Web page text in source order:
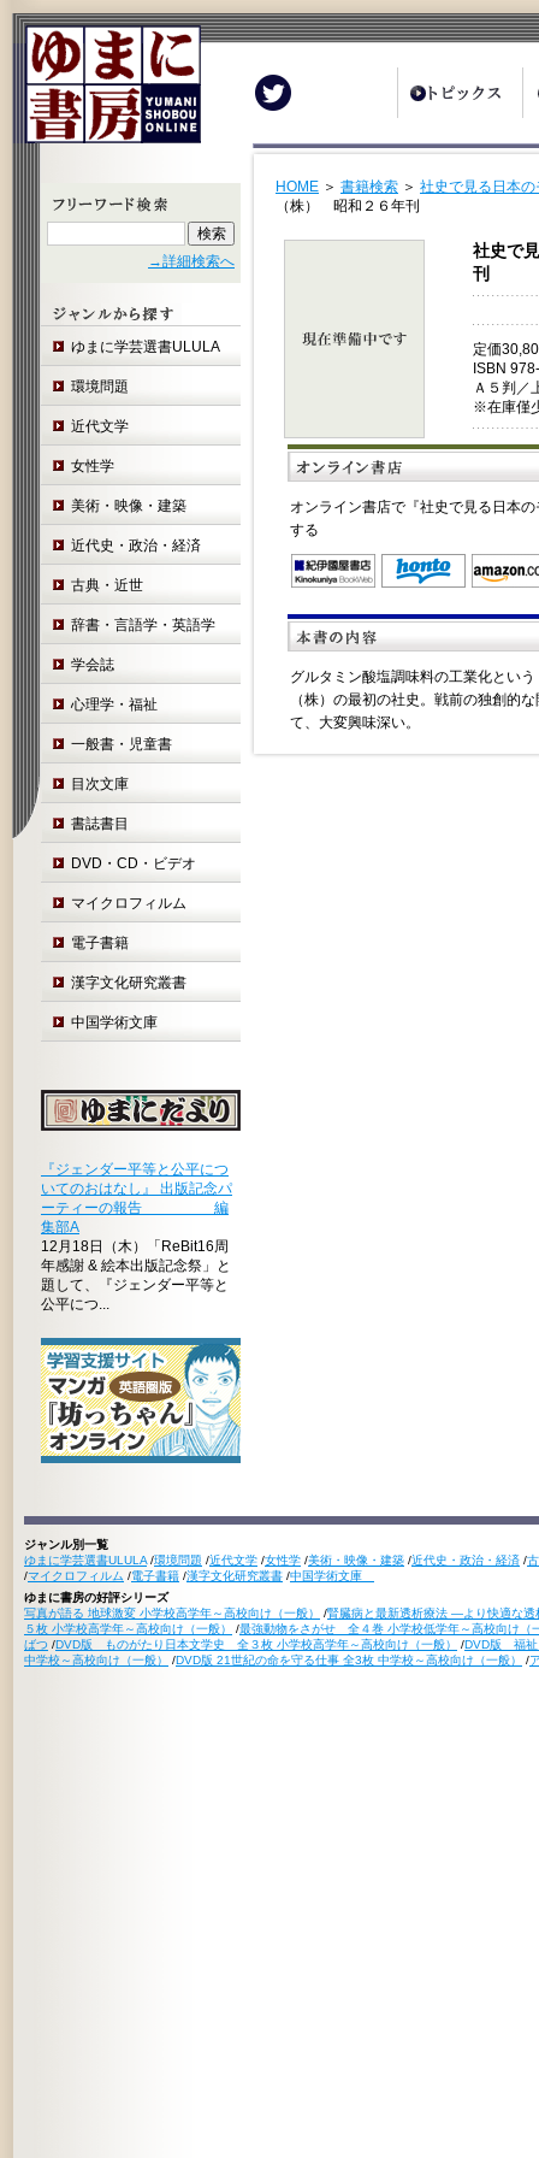
→詳細検索へ
ゆまに学芸選書ULULA
環境問題
近代文学
女性学
美術・映像・建築
近代史・政治・経済
古典・近世
辞書・言語学・英語学
学会誌
心理学・福祉
一般書・児童書
目次文庫
書誌書目
DVD・CD・ビデオ
マイクロフィルム
電子書籍
漢字文化研究叢書
中国学術文庫
『ジェンダー平等と公平につ
いてのおはなし』 出版記念パ
ーティーの報告 編
集部A
12月18日（木）「ReBit16周
年感謝 & 絵本出版記念祭」と
題して、『ジェンダー平等と
公平につ...
HOME ＞ 書籍検索 ＞ 社史で見る日本
（株） 昭和２６年刊
社史で
刊
定価
ISBN
Ａ５判／
※在庫僅
オンライン書店で『社史で見る日本
する
グルタミン酸塩調味料の工業化とい
（株）の最初の社史。戦前の独創的
て、大変興味深い。
ジャンル別一覧
ゆまに学芸選書ULULA /環境問題 /近代文学 /女性学 /美術・映像・建築 /近代史・政治・経済 /
/マイクロフィルム /電子書籍 /漢字文化研究叢書 /中国学術文庫
ゆまに書房の好評シリーズ
写真が語る 地球激変 小学校高学年～高校向け（一般）
/腎臓病と最新透析療法 ―より快適な
５枚 小学校高学年～高校向け（一般）
/最強動物をさがせ 全４巻 小学校低学年～高校向け（
ばつ /DVD版 ものがたり日本文学史 全３枚 小学校高学年～高校向け（一般） /DVD版 福祉
中学校～高校向け（一般）
/DVD版 21世紀の命を守る仕事 全3枚 中学校～高校向け（一般） /